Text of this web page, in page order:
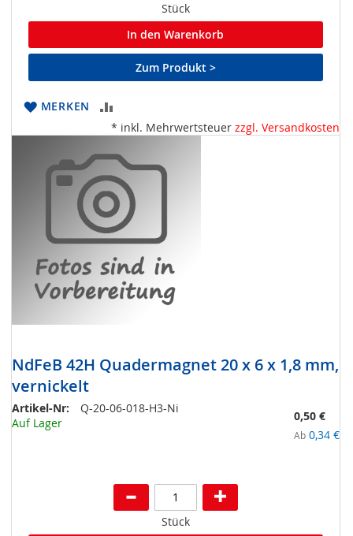
Stück
In den Warenkorb
Zum Produkt >
MERKEN
VERGLEICHSLISTE
HINZUFÜGEN
* inkl. Mehrwertsteuer zzgl. Versandkosten
NdFeB 42H Quadermagnet 20 x 6 x 1,8 mm,
vernickelt
Artikel-Nr:
Q-20-06-018-H3-Ni
Auf Lager
0,50 €
Ab 0,34 €
Stück